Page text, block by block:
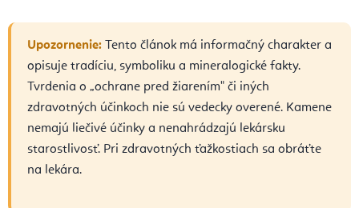
Upozornenie: Tento článok má informačný charakter a
opisuje tradíciu, symboliku a mineralogické fakty.
Tvrdenia o „ochrane pred žiarením" či iných
zdravotných účinkoch nie sú vedecky overené. Kamene
nemajú liečivé účinky a nenahrádzajú lekársku
starostlivosť. Pri zdravotných ťažkostiach sa obráťte
na lekára.